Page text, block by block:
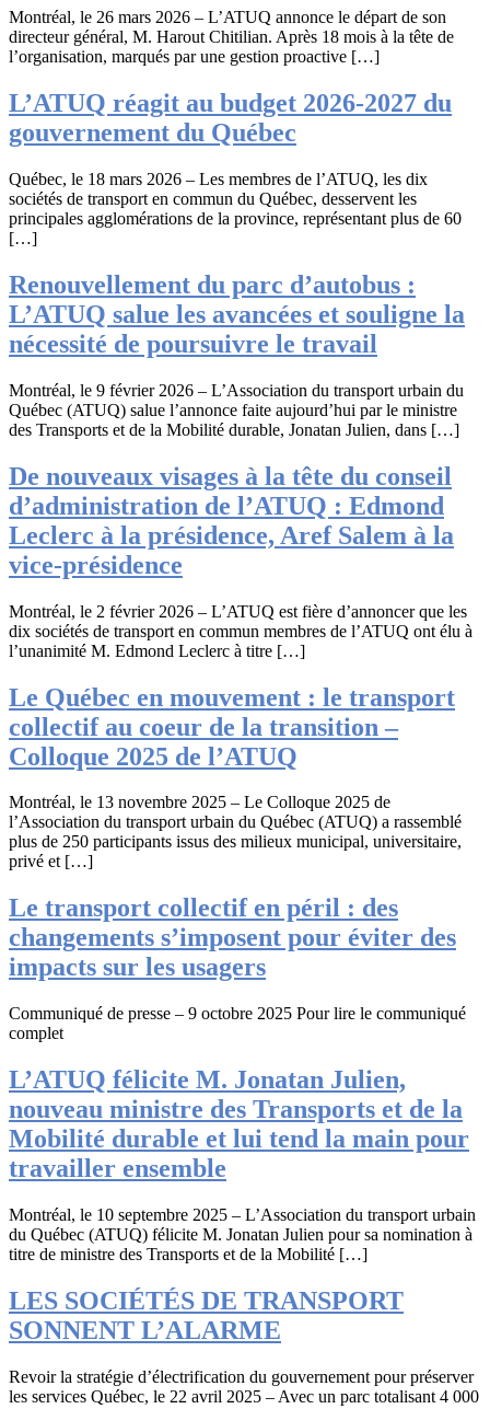
Montréal, le 26 mars 2026 – L’ATUQ annonce le départ de son
directeur général, M. Harout Chitilian. Après 18 mois à la tête de
l’organisation, marqués par une gestion proactive […]
L’ATUQ réagit au budget 2026-2027 du
gouvernement du Québec
Québec, le 18 mars 2026 – Les membres de l’ATUQ, les dix
sociétés de transport en commun du Québec, desservent les
principales agglomérations de la province, représentant plus de 60
[…]
Renouvellement du parc d’autobus :
L’ATUQ salue les avancées et souligne la
nécessité de poursuivre le travail
Montréal, le 9 février 2026 – L’Association du transport urbain du
Québec (ATUQ) salue l’annonce faite aujourd’hui par le ministre
des Transports et de la Mobilité durable, Jonatan Julien, dans […]
De nouveaux visages à la tête du conseil
d’administration de l’ATUQ : Edmond
Leclerc à la présidence, Aref Salem à la
vice-présidence
Montréal, le 2 février 2026 – L’ATUQ est fière d’annoncer que les
dix sociétés de transport en commun membres de l’ATUQ ont élu à
l’unanimité M. Edmond Leclerc à titre […]
Le Québec en mouvement : le transport
collectif au coeur de la transition –
Colloque 2025 de l’ATUQ
Montréal, le 13 novembre 2025 – Le Colloque 2025 de
l’Association du transport urbain du Québec (ATUQ) a rassemblé
plus de 250 participants issus des milieux municipal, universitaire,
privé et […]
Le transport collectif en péril : des
changements s’imposent pour éviter des
impacts sur les usagers
Communiqué de presse – 9 octobre 2025 Pour lire le communiqué
complet
L’ATUQ félicite M. Jonatan Julien,
nouveau ministre des Transports et de la
Mobilité durable et lui tend la main pour
travailler ensemble
Montréal, le 10 septembre 2025 – L’Association du transport urbain
du Québec (ATUQ) félicite M. Jonatan Julien pour sa nomination à
titre de ministre des Transports et de la Mobilité […]
LES SOCIÉTÉS DE TRANSPORT
SONNENT L’ALARME
Revoir la stratégie d’électrification du gouvernement pour préserver
les services Québec, le 22 avril 2025 – Avec un parc totalisant 4 000